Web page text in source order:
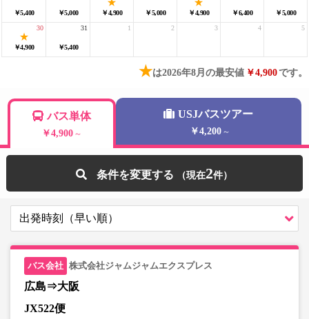
￥5,400 ￥5,000 ￥4,900 ￥5,000 ￥4,900 ￥6,400 ￥5,000
￥4,900
30
￥5,400
31 1 2 3 4 5
★は2026年8月の最安値 ￥4,900です。
バス単体
￥4,900 ～
USJバスツアー
￥4,200 ～
条件を変更する 2
株式会社ジャムジャムエクスプレス
広島⇒大阪
JX522便